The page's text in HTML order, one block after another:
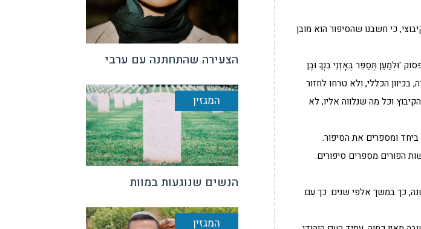
כי חשבנו שהסיפור הוא מובן
'וּלְמַעַן תְּסַפֵּר בְּאָזְנֵי בִנְךָ וּבֶן
הכללי, ולא טרחו לחזור
וכל מה שנלווה אליו, לא
ומספרים את הסיפור.
הפורים מספרים סיפורים.
כך במשך אלפי שנים. כך עם
הצעירה שהתחתנה עם ערבי
המגזין
הנשים שנוגעות במוות
המגזין